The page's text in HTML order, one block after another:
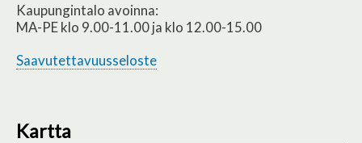
Kaupungintalo avoinna:
MA-PE klo 9.00-11.00 ja klo 12.00-15.00
Saavutettavuusseloste
Kartta